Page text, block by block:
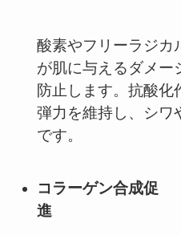
酸素やフリーラジカ
が肌に与えるダメー
防止します。抗酸化
弾力を維持し、シワ
です。
コラーゲン合成促
進